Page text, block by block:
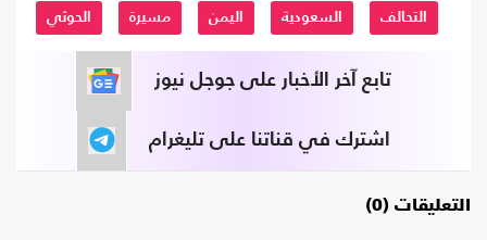
التحالف السعودية اليمن مسيرة الحوثي
تابع آخر الأخبار على جوجل نيوز
اشترك في قناتنا على تليغرام
التعليقات (0)